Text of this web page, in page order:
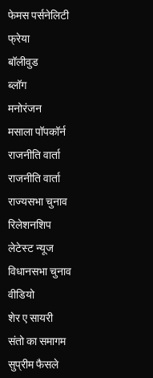
फेमस पर्सनेलिटी
फ्रेया
बॉलीवुड
ब्लॉग
मनोरंजन
मसाला पॉपकॉर्न
राजनीति वार्ता
राजनीति वार्ता
राज्यसभा चुनाव
रिलेशनशिप
लेटेस्ट न्यूज
विधानसभा चुनाव
वीडियो
शेर ए सायरी
संतो का समागम
सुप्रीम फैसले